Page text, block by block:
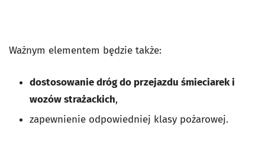
Ważnym elementem będzie także:
dostosowanie dróg do przejazdu śmieciarek i
wozów strażackich,
zapewnienie odpowiedniej klasy pożarowej.